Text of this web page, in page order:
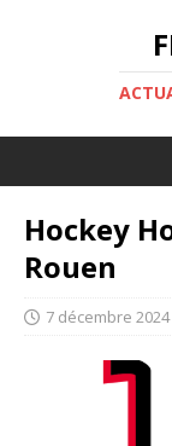
Hockey
Rouen
7 décembre 2024